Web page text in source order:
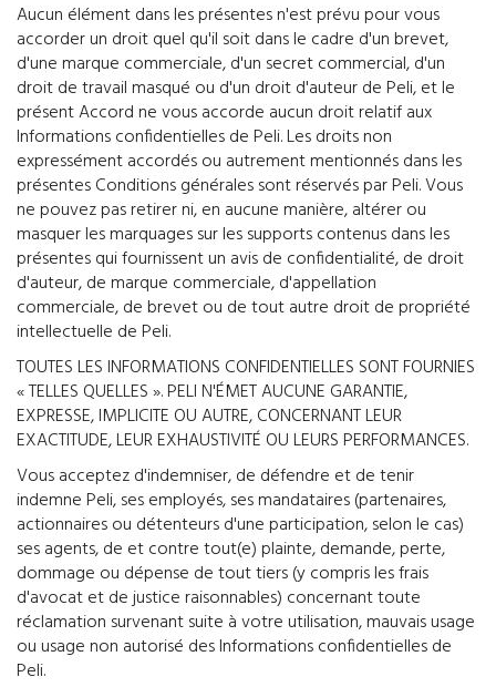
Aucun élément dans les présentes n'est prévu pour vous
accorder un droit quel qu'il soit dans le cadre d'un brevet,
d'une marque commerciale, d'un secret commercial, d'un
droit de travail masqué ou d'un droit d'auteur de Peli, et le
présent Accord ne vous accorde aucun droit relatif aux
Informations confidentielles de Peli. Les droits non
expressément accordés ou autrement mentionnés dans les
présentes Conditions générales sont réservés par Peli. Vous
ne pouvez pas retirer ni, en aucune manière, altérer ou
masquer les marquages sur les supports contenus dans les
présentes qui fournissent un avis de confidentialité, de droit
d'auteur, de marque commerciale, d'appellation
commerciale, de brevet ou de tout autre droit de propriété
intellectuelle de Peli.
TOUTES LES INFORMATIONS CONFIDENTIELLES SONT FOURNIES
« TELLES QUELLES ». PELI N'ÉMET AUCUNE GARANTIE,
EXPRESSE, IMPLICITE OU AUTRE, CONCERNANT LEUR
EXACTITUDE, LEUR EXHAUSTIVITÉ OU LEURS PERFORMANCES.
Vous acceptez d'indemniser, de défendre et de tenir
indemne Peli, ses employés, ses mandataires (partenaires,
actionnaires ou détenteurs d'une participation, selon le cas)
ses agents, de et contre tout(e) plainte, demande, perte,
dommage ou dépense de tout tiers (y compris les frais
d'avocat et de justice raisonnables) concernant toute
réclamation survenant suite à votre utilisation, mauvais usage
ou usage non autorisé des Informations confidentielles de
Peli.